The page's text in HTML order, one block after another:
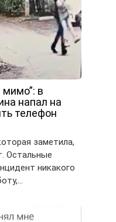
в
напал на
телефон
заметила,
Остальные
никакого